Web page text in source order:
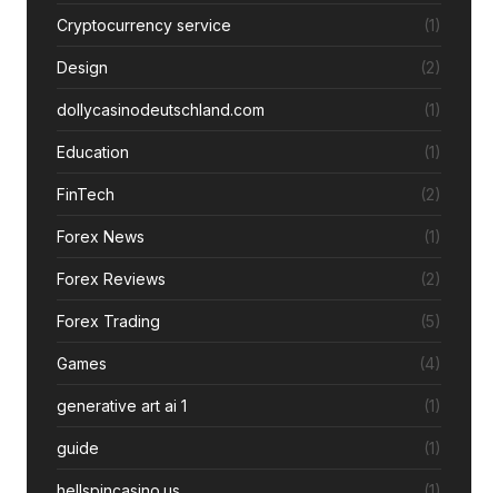
Cryptocurrency service (1)
Design (2)
dollycasinodeutschland.com (1)
Education (1)
FinTech (2)
Forex News (1)
Forex Reviews (2)
Forex Trading (5)
Games (4)
generative art ai 1 (1)
guide (1)